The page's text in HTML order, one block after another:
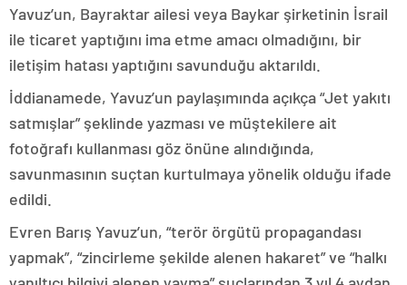
Yavuz’un, Bayraktar ailesi veya Baykar şirketinin İsrail
ile ticaret yaptığını ima etme amacı olmadığını, bir
iletişim hatası yaptığını savunduğu aktarıldı.
İddianamede, Yavuz’un paylaşımında açıkça “Jet yakıtı
satmışlar” şeklinde yazması ve müştekilere ait
fotoğrafı kullanması göz önüne alındığında,
savunmasının suçtan kurtulmaya yönelik olduğu ifade
edildi.
Evren Barış Yavuz’un, “terör örgütü propagandası
yapmak”, “zincirleme şekilde alenen hakaret” ve “halkı